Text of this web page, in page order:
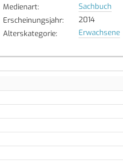
Medienart:
Sachbuch
Erscheinungsjahr:
2014
Alterskategorie: Erwachsene